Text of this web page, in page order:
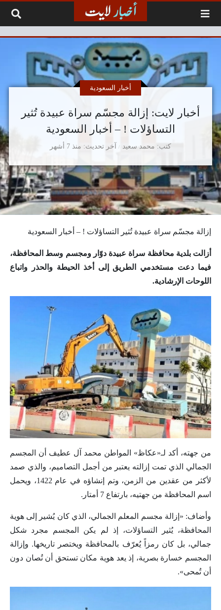
أخبار لايت: إزالة مجسّم سراة عبيدة تُثير
التساؤلات ! – أخبار السعودية
كتب محمد سعيد
أخبار السعودية
آخر تحديث منذ 7 أشهر
إزالة مجسّم سراة عبيدة تُثير التساؤلات ! – أخبار السعودية
أزالت بلدية محافظة سراة عبيدة دوّار ومجسم وسط المحافظة،
فيما دعت مستخدمي الطريق إلى أخذ الحيطة والحذر واتباع
اللوحات الإرشادية.
من جهته، أكد لـ«عكاظ» المواطن محمد آل عطيف أن المجسم
الجمالي الذي تمت إزالته يعتبر من أجمل التصاميم، والذي صمد
لأكثر من عقدين من الزمن، وتم إنشاؤه في عام 1422، ويحمل
اسم المحافظة من جهتيه، بارتفاع 7 أمتار.
وأضاف: «إزالة مجسم المعلم الجمالي، الذي كان يُشير إلى هوية
المحافظة، يُثير التساؤلات، إذ لم يكن المجسم مجرد شكل
جمالي، بل كان رمزاً يُعرّف بالمحافظة ويختصر تاريخها. وإزالة
المجسم خسارة بصرية، إذ يعد هوية مكان تستحق أن تُصان دون
أن تُمحى».